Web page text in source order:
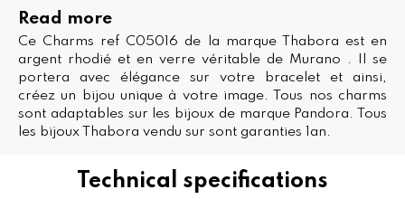
Technical specifications
Read more
Ce Charms ref C05016 de la marque Thabora est en
argent rhodié et en verre véritable de Murano . Il se
portera avec élégance sur votre bracelet et ainsi,
créez un bijou unique à votre image. Tous nos charms
sont adaptables sur les bijoux de marque Pandora. Tous
les bijoux Thabora vendu sur sont garanties 1an.